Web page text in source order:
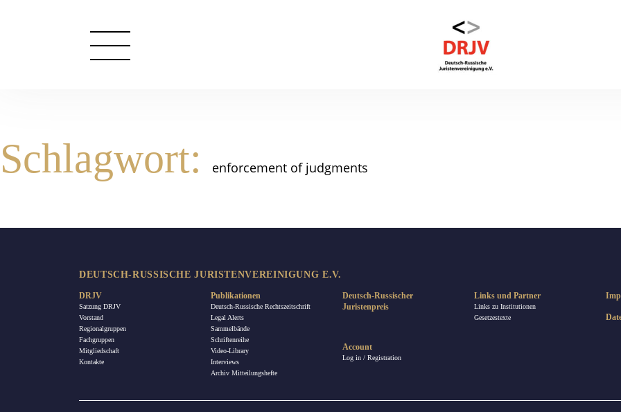
Schlagwort: enforcement of judgments
DEUTSCH-RUSSISCHE JURISTENVEREINIGUNG E.V.
DRJV
Satzung DRJV
Vorstand
Regionalgruppen
Fachgruppen
Mitgliedschaft
Kontakte
Publikationen
Deutsch-Russische Rechtszeitschrift
Legal Alerts
Sammelbände
Schriftenreihe
Video-Library
Interviews
Archiv Mitteilungshefte
Deutsch-Russischer
Juristenpreis
Account
Log in / Registration
Links und Partner
Links zu Institutionen
Gesetzestexte